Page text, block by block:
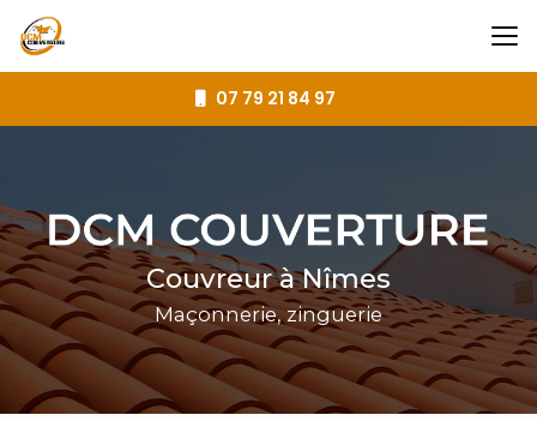
au
contenu
principal
07 79 21 84 97
Couvreur à Nîmes
Maçonnerie, zinguerie